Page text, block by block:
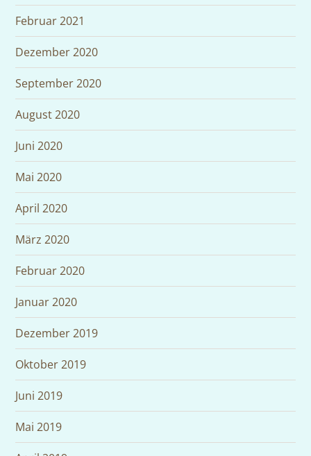
Februar 2021
Dezember 2020
September 2020
August 2020
Juni 2020
Mai 2020
April 2020
März 2020
Februar 2020
Januar 2020
Dezember 2019
Oktober 2019
Juni 2019
Mai 2019